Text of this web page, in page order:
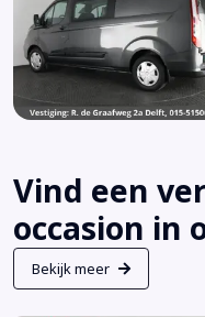
Vind een
occasion in
Bekijk meer